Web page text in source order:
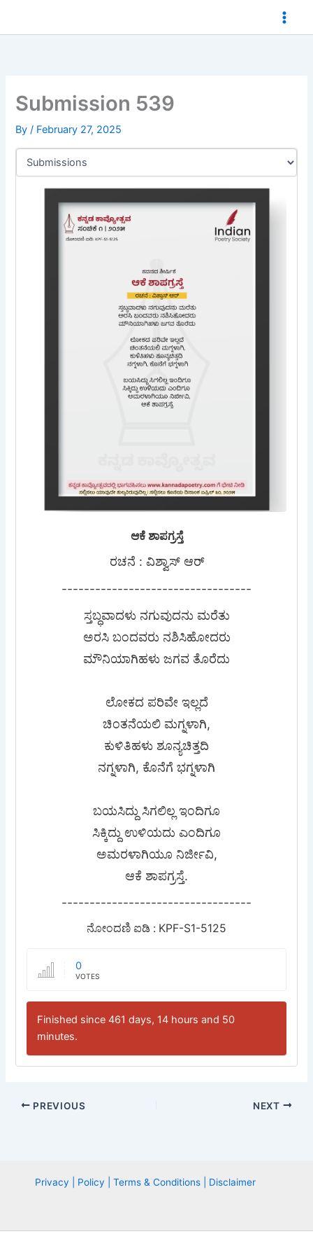
Submission 539
By/ February 27, 2025
ಆಕೆ ಶಾಪಗ್ರಸ್ತೆ
ರಚನೆ : ವಿಶ್ವಾಸ್ ಆರ್
----------------------------------
ಸ್ತಬ್ಧವಾದಳು ನಗುವುದನು ಮರೆತು
ಅರಸಿ ಬಂದವರು ನಶಿಸಿಹೋದರು
ಮೌನಿಯಾಗಿಹಳು ಜಗವ ತೊರೆದು
ಲೋಕದ ಪರಿವೇ ಇಲ್ಲದೆ
ಚಿಂತನೆಯಲಿ ಮಗ್ನಳಾಗಿ,
ಕುಳಿತಿಹಳು ಶೂನ್ಯಚಿತ್ತದಿ
ನಗ್ನಳಾಗಿ, ಕೊನೆಗೆ ಭಗ್ನಳಾಗಿ
ಬಯಸಿದ್ದು ಸಿಗಲಿಲ್ಲ ಇಂದಿಗೂ
ಸಿಕ್ಕಿದ್ದು ಉಳಿಯದು ಎಂದಿಗೂ
ಅಮರಳಾಗಿಯೂ ನಿರ್ಜೀವಿ,
ಆಕೆ ಶಾಪಗ್ರಸ್ತೆ.
----------------------------------
ನೋಂದಣಿ ಐಡಿ : KPF-S1-5125
0
VOTES
Finished since 461 days, 14 hours and 50
minutes.
PREVIOUS NEXT
Privacy | Policy | Terms & Conditions | Disclaimer